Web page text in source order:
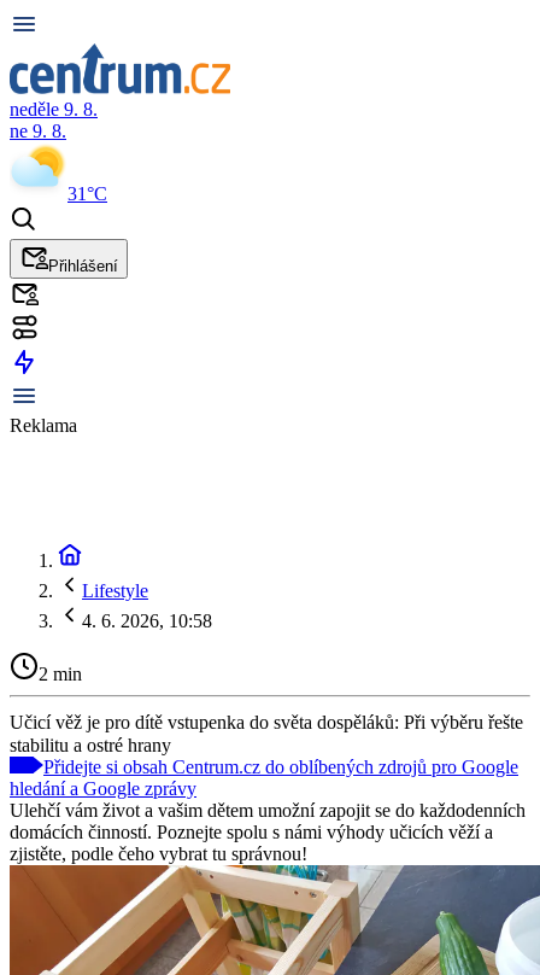
neděle 9. 8.
ne 9. 8.
31°C
Přihlášení
Reklama
Lifestyle
4. 6. 2026, 10:58
2 min
Učicí věž je pro dítě vstupenka do světa dospěláků: Při výběru řešte
stabilitu a ostré hrany
Přidejte si obsah Centrum.cz do oblíbených zdrojů pro Google
hledání a Google zprávy
Ulehčí vám život a vašim dětem umožní zapojit se do každodenních
domácích činností. Poznejte spolu s námi výhody učicích věží a
zjistěte, podle čeho vybrat tu správnou!